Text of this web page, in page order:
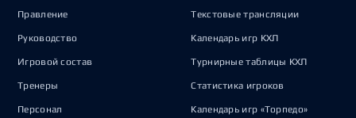
Правление
Руководство
Игровой состав
Тренеры
Персонал
Текстовые трансляции
Календарь игр КХЛ
Турнирные таблицы КХЛ
Статистика игроков
Календарь игр «Торпедо»